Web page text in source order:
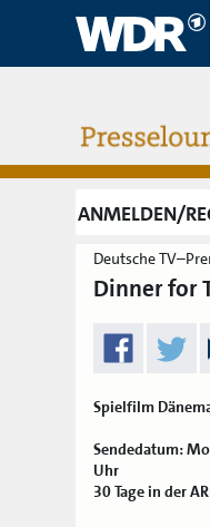
ANMELDEN/
Deutsche
Dinner for
Spielfilm
Sendedatum:
Uhr
30 Tage in der